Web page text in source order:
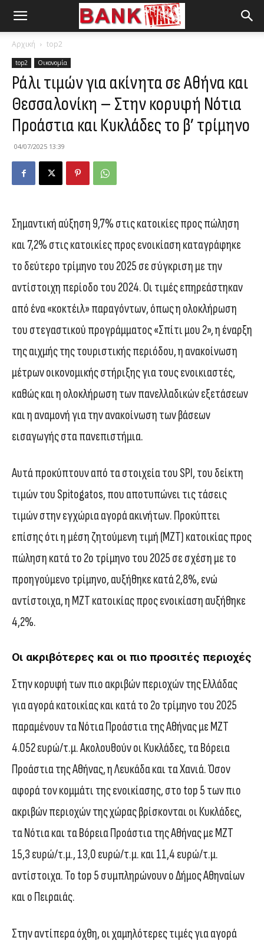
Αρχική top2
top2 Οικονομία
Ράλι τιμών για ακίνητα σε Αθήνα και
Θεσσαλονίκη – Στην κορυφή Νότια
Προάστια και Κυκλάδες το β’ τρίμηνο
04/07/2025 13:39
Σημαντική αύξηση 9,7% στις κατοικίες προς πώληση
και 7,2% στις κατοικίες προς ενοικίαση καταγράφηκε
το δεύτερο τρίμηνο του 2025 σε σύγκριση με την
αντίστοιχη περίοδο του 2024. Οι τιμές επηρεάστηκαν
από ένα «κοκτέιλ» παραγόντων, όπως η ολοκλήρωση
του στεγαστικού προγράμματος «Σπίτι μου 2», η έναρξη
της αιχμής της τουριστικής περιόδου, η ανακοίνωση
μέτρων οικονομικής στήριξης για τους ενοικιαστές,
καθώς και η ολοκλήρωση των πανελλαδικών εξετάσεων
και η αναμονή για την ανακοίνωση των βάσεων
εισαγωγής στα πανεπιστήμια.
Αυτά προκύπτουν από τα στοιχεία του SPI, του δείκτη
τιμών του Spitogatos, που αποτυπώνει τις τάσεις
τιμών στην εγχώρια αγορά ακινήτων. Προκύπτει
επίσης ότι η μέση ζητούμενη τιμή (ΜΖΤ) κατοικίας προς
πώληση κατά το 2ο τρίμηνο του 2025 σε σχέση με το
προηγούμενο τρίμηνο, αυξήθηκε κατά 2,8%, ενώ
αντίστοιχα, η ΜΖΤ κατοικίας προς ενοικίαση αυξήθηκε
4,2%.
Οι ακριβότερες και οι πιο προσιτές περιοχές
Στην κορυφή των πιο ακριβών περιοχών της Ελλάδας
για αγορά κατοικίας και κατά το 2ο τρίμηνο του 2025
παραμένουν τα Νότια Προάστια της Αθήνας με ΜΖΤ
4.052 ευρώ/τ.μ. Ακολουθούν οι Κυκλάδες, τα Βόρεια
Προάστια της Αθήνας, η Λευκάδα και τα Χανιά. Όσον
αφορά τον κομμάτι της ενοικίασης, στο top 5 των πιο
ακριβών περιοχών της χώρας βρίσκονται οι Κυκλάδες,
τα Νότια και τα Βόρεια Προάστια της Αθήνας με ΜΖΤ
15,3 ευρώ/τ.μ., 13,0 ευρώ/τ.μ. και 11,4 ευρώ/τ.μ.
αντίστοιχα. Το top 5 συμπληρώνουν ο Δήμος Αθηναίων
και ο Πειραιάς.
Στην αντίπερα όχθη, οι χαμηλότερες τιμές για αγορά